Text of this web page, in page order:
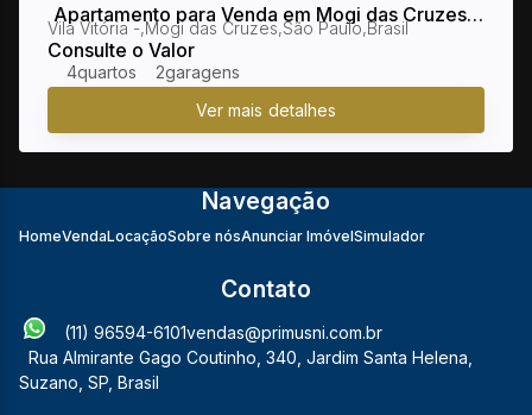
Apartamento para Venda em Mogi das Cruzes /
SP no bairro Vila Vitória
Consulte o Valor
Vila Vitória ,Mogi das Cruzes,São Paulo,Brasil
4 2
Navegação
HomeVendaLocaçãoSobre nósAnunciar ImóvelSimulador
Contato
(11) 96594-6101vendas@primusni.com.br
Rua Almirante Gago Coutinho 340 Jardim Santa Helena
Suzano SP Brasil